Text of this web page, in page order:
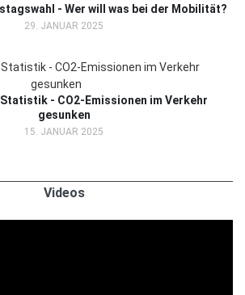
- Wer will was bei der Mobilität?
29. JANUAR 2025
- CO2-Emissionen im Verkehr
gesunken
15. JANUAR 2025
Videos